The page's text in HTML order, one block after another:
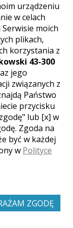
kilka
dnia
urządzeniu
w celach
moich
plikach,
korzystania z
43-300
jego
związanych z
Państwo
przycisku
lub [x] w
Zgoda na
być w każdej
w Polityce
ZGODĘ